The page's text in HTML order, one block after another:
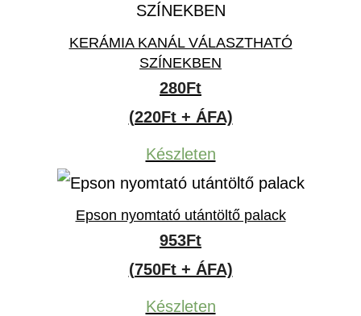
KERÁMIA KANÁL VÁLASZTHATÓ
SZÍNEKBEN
280Ft
(220Ft + ÁFA)
Készleten
Epson nyomtató utántöltő palack
953Ft
(750Ft + ÁFA)
Készleten